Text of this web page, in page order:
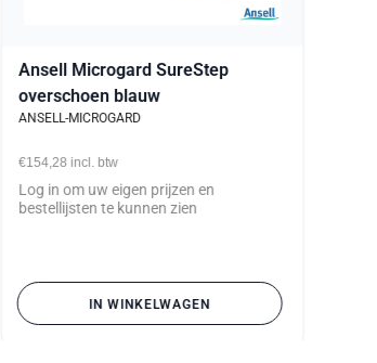
Ansell Microgard SureStep
overschoen blauw
ANSELL-MICROGARD
€154,28 incl. btw
Log in om uw eigen prijzen en
bestellijsten te kunnen zien
IN WINKELWAGEN